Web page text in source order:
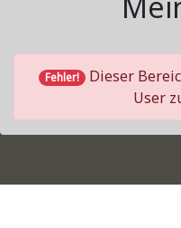
Fehler!
Dieser
User